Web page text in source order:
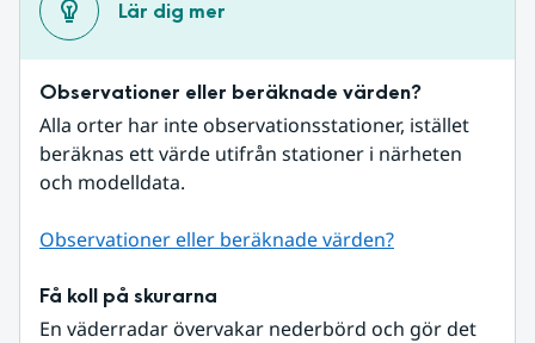
Lär dig mer
Observationer eller beräknade värden?
Alla orter har inte observationsstationer, istället
beräknas ett värde utifrån stationer i närheten
och modelldata.
Observationer eller beräknade värden?
Få koll på skurarna
En väderradar övervakar nederbörd och gör det